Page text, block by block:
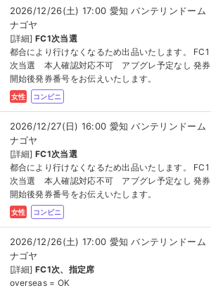
2026/12/26(土) 17:00 愛知 バンテリンドーム
ナゴヤ
[詳細]FC1次当選
都合により行けなくなるため出品いたします。 FC1
次当選 本人確認対応不可 アプグレ予定なし 発券
開始後発券番号をお伝えいたします。
女性 コンビニ
2026/12/27(日) 16:00 愛知 バンテリンドーム
ナゴヤ
[詳細]FC1次当選
都合により行けなくなるため出品いたします。 FC1
次当選 本人確認対応不可 アプグレ予定なし 発券
開始後発券番号をお伝えいたします。
女性 コンビニ
2026/12/26(土) 17:00 愛知 バンテリンドーム
ナゴヤ
[詳細]FC1次、指定席
overseas = OK